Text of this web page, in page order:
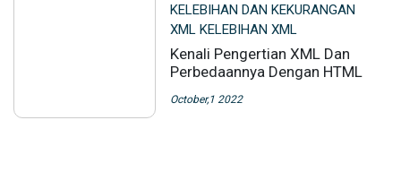
KELEBIHAN DAN KEKURANGAN
XML KELEBIHAN XML
Kenali Pengertian XML Dan
Perbedaannya Dengan HTML
October,1 2022